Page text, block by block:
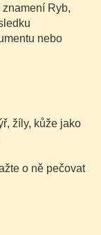
Ryb,
nebo
žíly, kůže jako
o ně pečovat